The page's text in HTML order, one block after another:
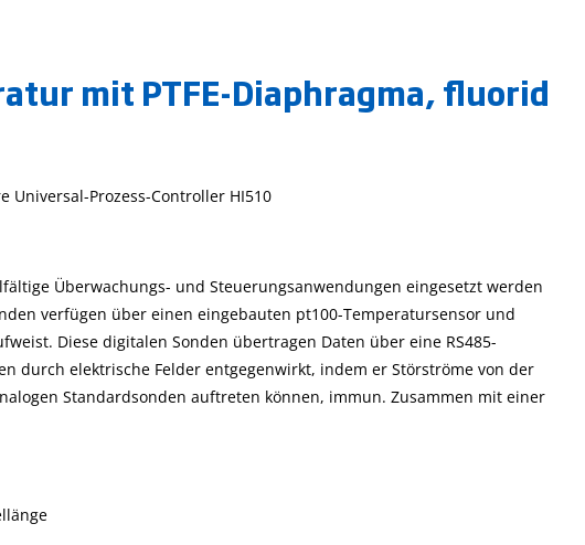
mit PTFE-Diaphragma, fluorid
Prozess-Controller HI510
Überwachungs- und Steuerungsanwendungen eingesetzt werden
verfügen über einen eingebauten pt100-Temperatursensor und
Diese digitalen Sonden übertragen Daten über eine RS485-
durch elektrische Felder entgegenwirkt, indem er Störströme von der
Standardsonden auftreten können, immun. Zusammen mit einer